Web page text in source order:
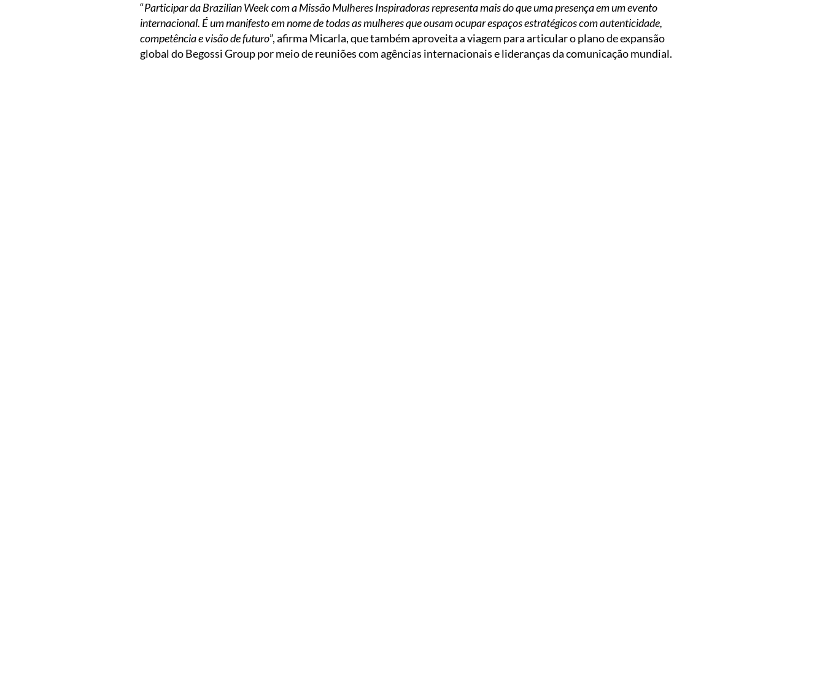
“Participar da Brazilian Week com a Missão Mulheres Inspiradoras representa mais do que uma presença em um evento
internacional. É um manifesto em nome de todas as mulheres que ousam ocupar espaços estratégicos com autenticidade,
competência e visão de futuro”, afirma Micarla, que também aproveita a viagem para articular o plano de expansão
global do Begossi Group por meio de reuniões com agências internacionais e lideranças da comunicação mundial.